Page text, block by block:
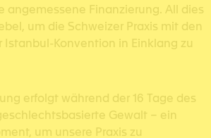
angemessene Finanzierung. All dies
um die Schweizer Praxis mit den
Istanbul-Konvention in Einklang zu
erfolgt während der 16 Tage des
Gewalt – ein
um unsere Praxis zu